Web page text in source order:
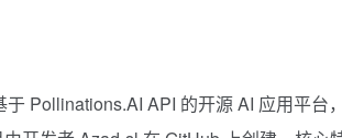
于 Pollinations.AI API 的开源 AI 应用平